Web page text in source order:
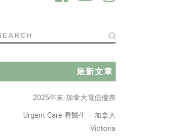
最新文章
2025年末-加拿大電信優惠
Urgent Care 看醫生 – 加拿大
Victoria